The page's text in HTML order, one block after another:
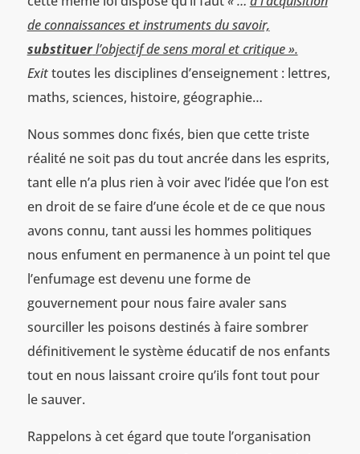
de connaissances et instruments du savoir,
substituerl’objectif de sens moral et critique ».
Exittoutes les disciplines d’enseignement : lettres,
maths, sciences, histoire, géographie…
Nous sommes donc fixés, bien que cette triste
réalité ne soit pas du tout ancrée dans les esprits,
tant elle n’a plus rien à voir avec l’idée que l’on est
en droit de se faire d’une école et de ce que nous
avons connu, tant aussi les hommes politiques
nous enfument en permanence à un point tel que
l’enfumage est devenu une forme de
gouvernement pour nous faire avaler sans
sourciller les poisons destinés à faire sombrer
définitivement le système éducatif de nos enfants
tout en nous laissant croire qu’ils font tout pour
le sauver.
Rappelons à cet égard que toute l’organisation